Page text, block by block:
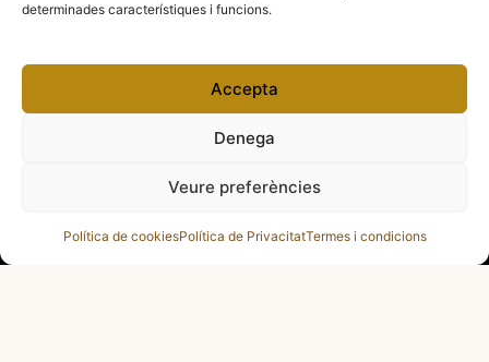
determinades característiques i funcions.
Accepta
Denega
Veure preferències
Política de cookiesPolítica de PrivacitatTermes i condicions